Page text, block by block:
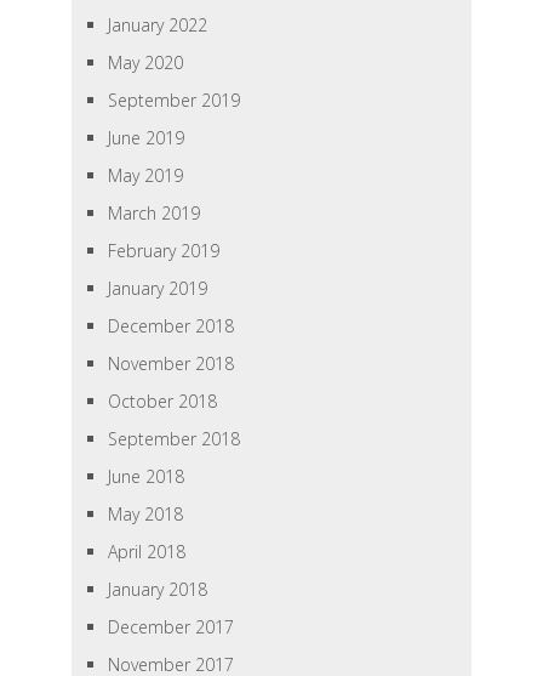
January 2022
May 2020
September 2019
June 2019
May 2019
March 2019
February 2019
January 2019
December 2018
November 2018
October 2018
September 2018
June 2018
May 2018
April 2018
January 2018
December 2017
November 2017